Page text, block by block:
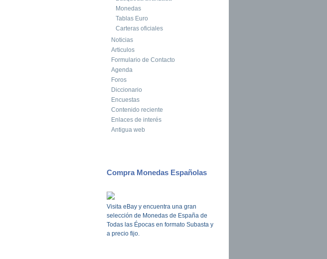
Monedas
Tablas Euro
Carteras oficiales
Noticias
Articulos
Formulario de Contacto
Agenda
Foros
Diccionario
Encuestas
Contenido reciente
Enlaces de interés
Antigua web
Compra Monedas Españolas
Visita eBay y encuentra una gran
selección de Monedas de España de
Todas las Épocas en formato Subasta y
a precio fijo.